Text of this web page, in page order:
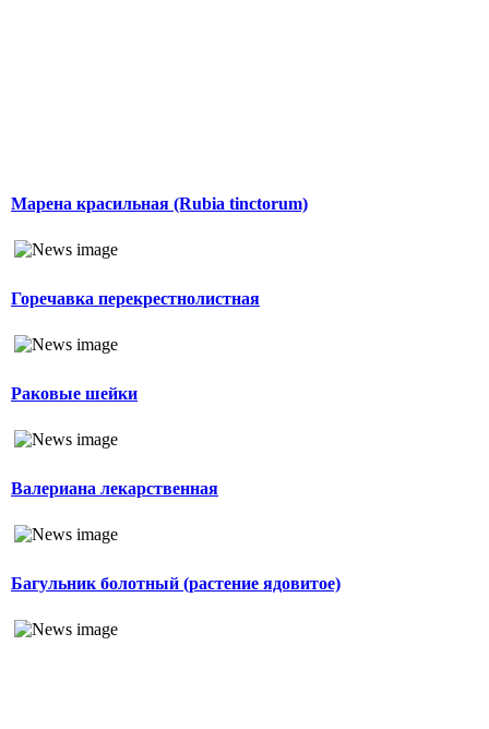
Марена красильная (Rubia tinctorum)
Горечавка перекрестнолистная
Раковые шейки
Валериана лекарственная
Багульник болотный (растение ядовитое)